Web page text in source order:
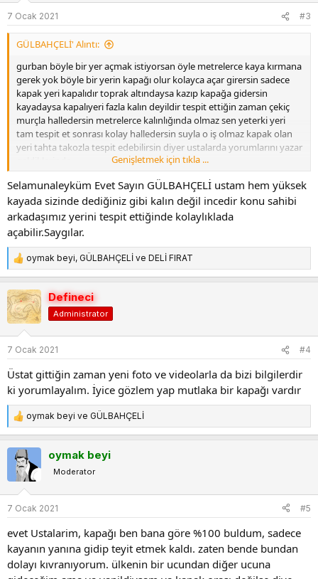
e
:
7 Ocak 2021 #3
GÜLBAHÇELİ' Alıntı:
gurban böyle bir yer açmak istiyorsan öyle metrelerce kaya kırmana
gerek yok böyle bir yerin kapağı olur kolayca açar girersin sadece
kapak yeri kapalıdır toprak altındaysa kazıp kapağa gidersin
kayadaysa kapalıyeri fazla kalın deyildir tespit ettiğin zaman çekiç
murçla halledersin metrelerce kalınlığında olmaz sen yeterki yeri
tam tespit et sonrası kolay halledersin suyla o iş olmaz kapak olan
yeri tahta takozla tespit edebilirsin diyer ustalarda yorumlarını yazar
Genişletmek için tıkla ...
Selamunaleyküm Evet Sayın GÜLBAHÇELİ ustam hem yüksek
kayada sizinde dediğiniz gibi kalın değil incedir konu sahibi
arkadaşımız yerini tespit ettiğinde kolaylıklada
açabilir.Saygılar.
T
e
p
k
i
l
e
oymak beyi, GÜLBAHÇELİ ve DELİ FIRAT
Defineci
Administrator
7 Ocak 2021 #4
Üstat gittiğin zaman yeni foto ve videolarla da bizi bilgilerdir
ki yorumlayalım. İyice gözlem yap mutlaka bir kapağı vardır
T
e
p
k
l
e
oymak beyi ve GÜLBAHÇELİ
oymak beyi
Moderator
7 Ocak 2021 #5
evet Ustalarim, kapağı ben bana göre %100 buldum, sadece
kayanın yanına gidip teyit etmek kaldı. zaten bende bundan
dolayı kıvranıyorum. ülkenin bir ucundan diğer ucuna